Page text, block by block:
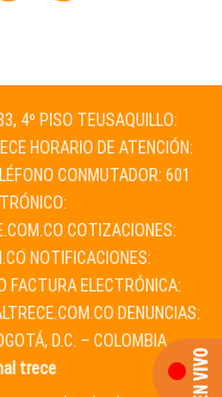
4º PISO TEUSAQUILLO:
HORARIO DE ATENCIÓN:
CONMUTADOR: 601
COTIZACIONES:
NOTIFICACIONES:
FACTURA ELECTRÓNICA:
DENUNCIAS:
D.C. – COLOMBIA.
trece